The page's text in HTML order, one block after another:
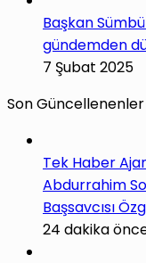
Başkan
gündemden
7 Şubat 2025
Son Güncellenenler
Tek Haber
Abdurrahim
Başsavcısı
24 dakika